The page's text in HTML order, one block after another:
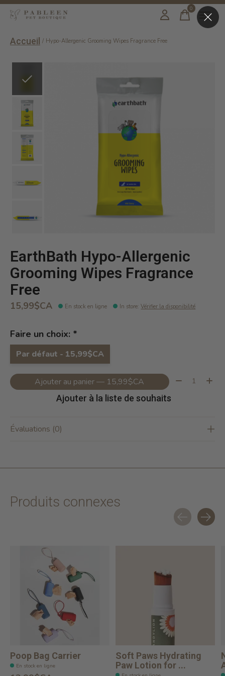
0items
Accueil / Hypo-Allergenic Grooming Wipes Fragrance Free
EarthBath Hypo-Allergenic
Grooming Wipes Fragrance
Free
15,99$CA En stock en ligne In store:Vérifier la disponibilité
Faire un choix: *
Par défaut - 15,99$CA
Ajouter au panier — 15,99$CA Quantité:
Ajouter à la liste de souhaits
Évaluations (0)
Produits connexes
Poop Bag Carrier
En stock en ligne
Soft Paws Hydrating
Paw Lotion for ...